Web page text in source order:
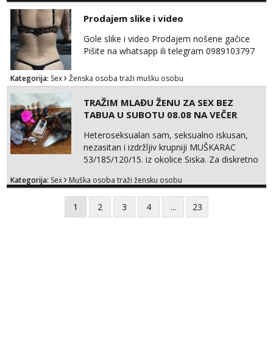
Prodajem slike i video
Gole slike i video Prodajem nošene gačice
Pišite na whatsapp ili telegram 0989103797
Kategorija: Sex Ženska osoba traži mušku osobu
TRAŽIM MLAĐU ŽENU ZA SEX BEZ
TABUA U SUBOTU 08.08 NA VEČER
Heteroseksualan sam, seksualno iskusan,
nezasitan i izdržljiv krupniji MUŠKARAC
53/185/120/15. iz okolice Siska. Za diskretno
VEČER u ZAGREBU tražim MLAĐU ŽENU bez
obzira na vjeru, nacionalnost, bračni status i
udaljenost konkretno zainteresiranu za SEKS
bez TABUA i KONDOMA upotpunjen SEKS
Kategorija: Sex Muška osoba traži žensku osobu
1 2 3 4 ... 23